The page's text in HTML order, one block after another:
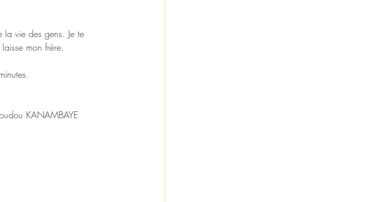
la vie des gens. Je te
mon frère.
KANAMBAYE